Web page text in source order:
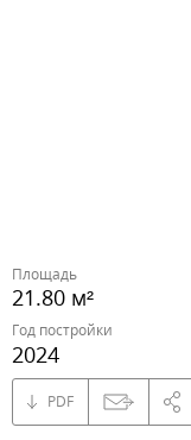
Площадь
21.80 м²
Год постройки
2024
PDF